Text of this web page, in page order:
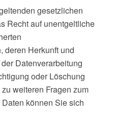
gesetzlichen
Recht auf unentgeltliche
deren Herkunft und
Datenverarbeitung
oder Löschung
weiteren Fragen zum
können Sie sich